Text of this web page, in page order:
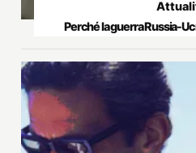
Perché la guerra Russia-